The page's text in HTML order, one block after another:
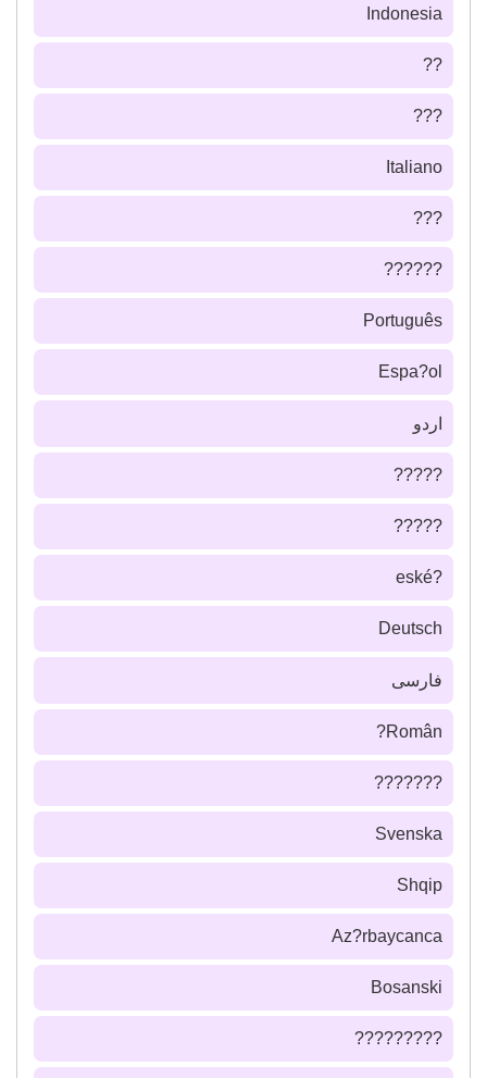
Indonesia
??
???
Italiano
???
??????
Português
Espa?ol
اردو
?????
?????
?eské
Deutsch
فارسى
Român?
???????
Svenska
Shqip
Az?rbaycanca
Bosanski
?????????